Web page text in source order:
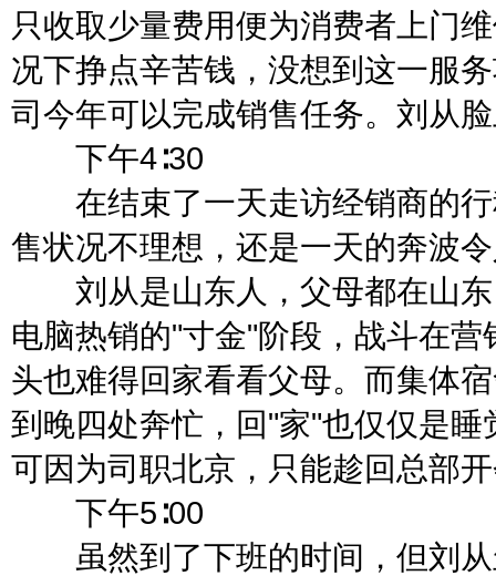
只收取少量费用便为消费者上门
况下挣点辛苦钱，没想到这一服
司今年可以完成销售任务。刘从
下午4∶30
在结束了一天走访经销商的行
售状况不理想，还是一天的奔波
刘从是山东人，父母都在山东
电脑热销的"寸金"阶段，战斗在
头也难得回家看看父母。而集体
到晚四处奔忙，回"家"也仅仅是
可因为司职北京，只能趁回总部
下午5∶00
虽然到了下班的时间，但刘从